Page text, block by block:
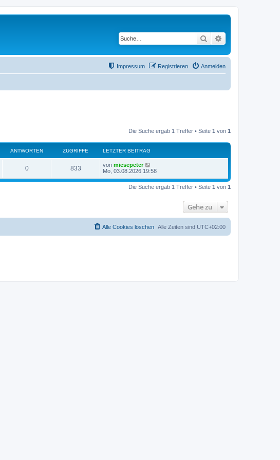
Suche
Anmelden
Registrieren
Impressum
Die Suche ergab 1 Treffer • Seite 1 von 1
ANTWORTEN ZUGRIFFE LETZTER BEITRAG
0 833 von miesepeter
Mo, 03.08.2026 19:58
Die Suche ergab 1 Treffer • Seite 1 von 1
Gehe zu
Alle Zeiten sind UTC+02:00
Alle Cookies löschen